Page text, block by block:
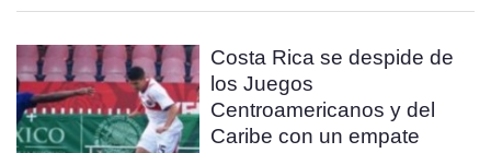
Costa Rica se despide de
los Juegos
Centroamericanos y del
Caribe con un empate